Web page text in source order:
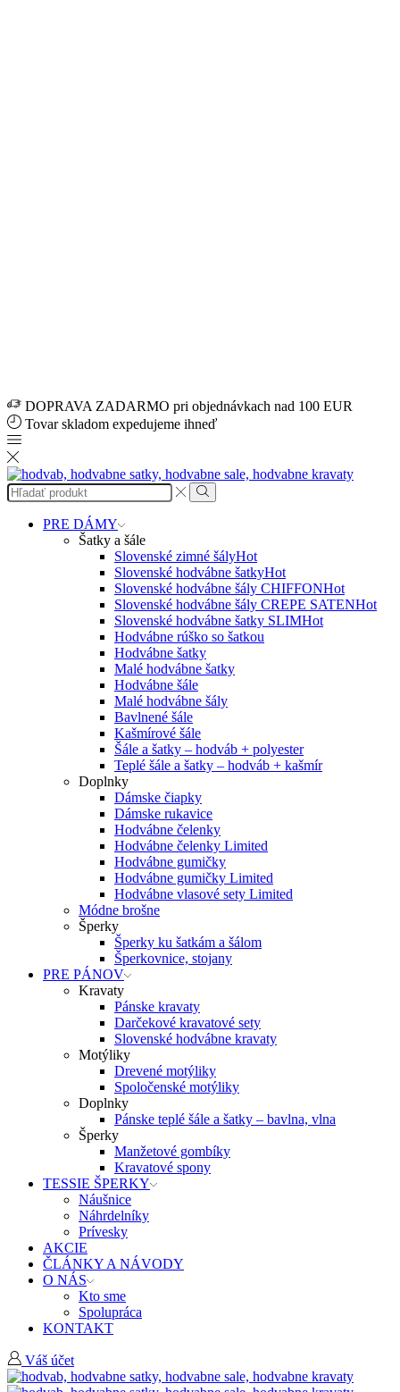
DOPRAVA ZADARMO pri objednávkach nad 100 EUR
Tovar skladom expedujeme ihneď
Search
input
Search
PRE DÁMY
Šatky a šále
Slovenské zimné šályHot
Slovenské hodvábne šatkyHot
Slovenské hodvábne šály CHIFFONHot
Slovenské hodvábne šály CREPE SATENHot
Slovenské hodvábne šatky SLIMHot
Hodvábne rúško so šatkou
Hodvábne šatky
Malé hodvábne šatky
Hodvábne šále
Malé hodvábne šály
Bavlnené šále
Kašmírové šále
Šále a šatky – hodváb + polyester
Teplé šále a šatky – hodváb + kašmír
Doplnky
Dámske čiapky
Dámske rukavice
Hodvábne čelenky
Hodvábne čelenky Limited
Hodvábne gumičky
Hodvábne gumičky Limited
Hodvábne vlasové sety Limited
Módne brošne
Šperky
Šperky ku šatkám a šálom
Šperkovnice, stojany
PRE PÁNOV
Kravaty
Pánske kravaty
Darčekové kravatové sety
Slovenské hodvábne kravaty
Motýliky
Drevené motýliky
Spoločenské motýliky
Doplnky
Pánske teplé šále a šatky – bavlna, vlna
Šperky
Manžetové gombíky
Kravatové spony
TESSIE ŠPERKY
Náušnice
Náhrdelníky
Prívesky
AKCIE
ČLÁNKY A NÁVODY
O NÁS
Kto sme
Spolupráca
KONTAKT
Váš účet